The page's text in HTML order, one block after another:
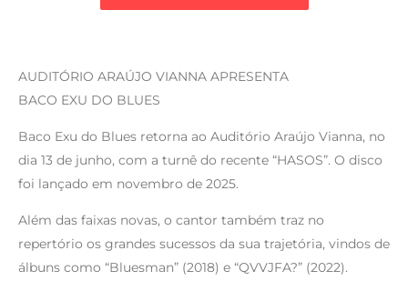
AUDITÓRIO ARAÚJO VIANNA APRESENTA
BACO EXU DO BLUES
Baco Exu do Blues retorna ao Auditório Araújo Vianna, no
dia 13 de junho, com a turnê do recente “HASOS”. O disco
foi lançado em novembro de 2025.
Além das faixas novas, o cantor também traz no
repertório os grandes sucessos da sua trajetória, vindos de
álbuns como “Bluesman” (2018) e “QVVJFA?” (2022).